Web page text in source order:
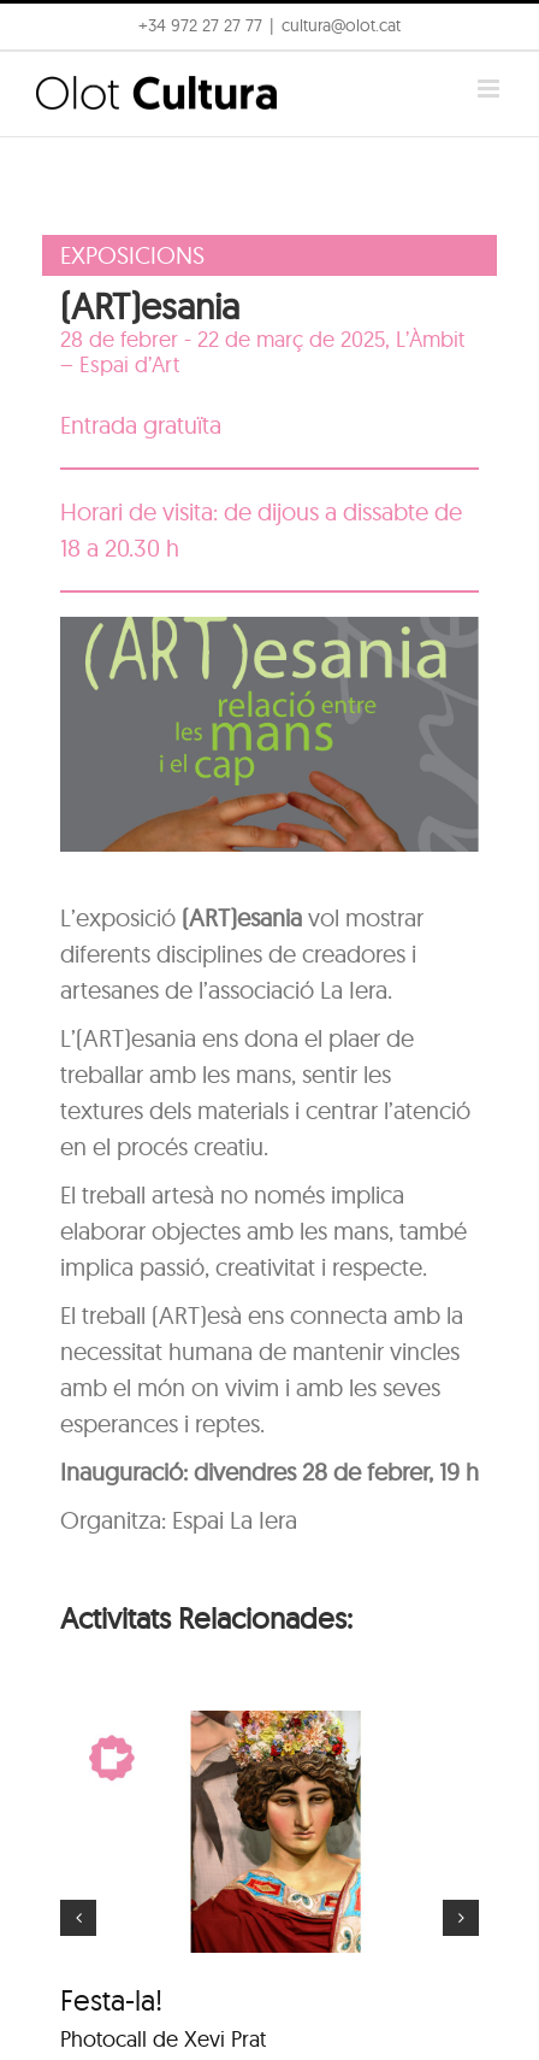
to
content
+34 972 27 27 77 cultura@olot.cat
EXPOSICIONS
(ART)esania
28 de febrer - 22 de març de 2025, L’Àmbit
– Espai d’Art
Entrada gratuïta
Horari de visita: de dijous a dissabte de
18 a 20.30 h
L’exposició (ART)esania vol mostrar
diferents disciplines de creadores i
artesanes de l’associació La Iera.
L’(ART)esania ens dona el plaer de
treballar amb les mans, sentir les
textures dels materials i centrar l’atenció
en el procés creatiu.
El treball artesà no només implica
elaborar objectes amb les mans, també
implica passió, creativitat i respecte.
El treball (ART)esà ens connecta amb la
necessitat humana de mantenir vincles
amb el món on vivim i amb les seves
esperances i reptes.
Inauguració: divendres 28 de febrer, 19 h
Organitza: Espai La Iera
Activitats Relacionades:
Festa-la!
Photocall de Xevi Prat
El gegant més gran